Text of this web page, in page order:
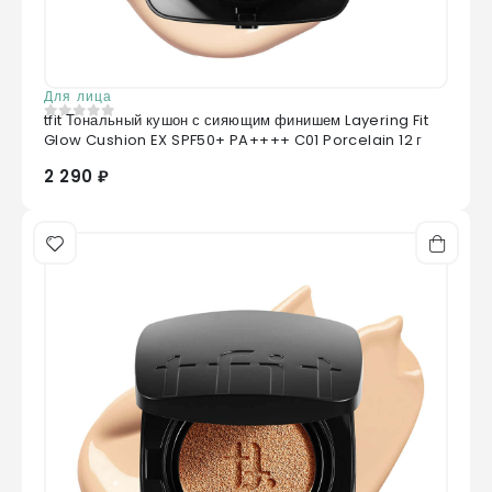
Для лица
0 из 5
tfit Тональный кушон с сияющим финишем Layering Fit
Glow Cushion EX SPF50+ PA++++ C01 Porcelain 12 г
2 290 ₽